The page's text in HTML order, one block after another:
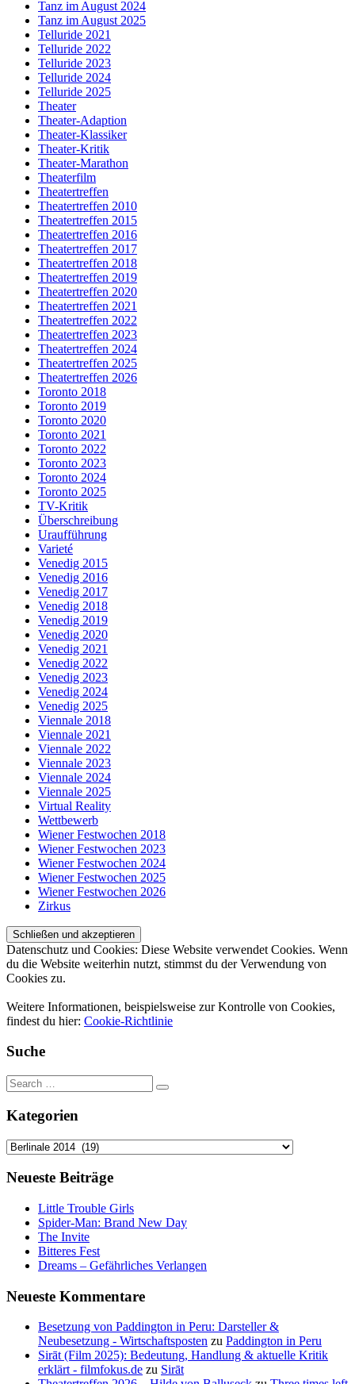
Tanz im August 2024
Tanz im August 2025
Telluride 2021
Telluride 2022
Telluride 2023
Telluride 2024
Telluride 2025
Theater
Theater-Adaption
Theater-Klassiker
Theater-Kritik
Theater-Marathon
Theaterfilm
Theatertreffen
Theatertreffen 2010
Theatertreffen 2015
Theatertreffen 2016
Theatertreffen 2017
Theatertreffen 2018
Theatertreffen 2019
Theatertreffen 2020
Theatertreffen 2021
Theatertreffen 2022
Theatertreffen 2023
Theatertreffen 2024
Theatertreffen 2025
Theatertreffen 2026
Toronto 2018
Toronto 2019
Toronto 2020
Toronto 2021
Toronto 2022
Toronto 2023
Toronto 2024
Toronto 2025
TV-Kritik
Überschreibung
Uraufführung
Varieté
Venedig 2015
Venedig 2016
Venedig 2017
Venedig 2018
Venedig 2019
Venedig 2020
Venedig 2021
Venedig 2022
Venedig 2023
Venedig 2024
Venedig 2025
Viennale 2018
Viennale 2021
Viennale 2022
Viennale 2023
Viennale 2024
Viennale 2025
Virtual Reality
Wettbewerb
Wiener Festwochen 2018
Wiener Festwochen 2023
Wiener Festwochen 2024
Wiener Festwochen 2025
Wiener Festwochen 2026
Zirkus
Datenschutz und Cookies: Diese Website verwendet Cookies. Wenn
du die Website weiterhin nutzt, stimmst du der Verwendung von
Cookies zu.
Weitere Informationen, beispielsweise zur Kontrolle von Cookies,
findest du hier: Cookie-Richtlinie
Suche
Kategorien
Kategorien
Neueste Beiträge
Little Trouble Girls
Spider-Man: Brand New Day
The Invite
Bitteres Fest
Dreams – Gefährliches Verlangen
Neueste Kommentare
Besetzung von Paddington in Peru: Darsteller &
Neubesetzung - Wirtschaftsposten zu Paddington in Peru
Sirāt (Film 2025): Bedeutung, Handlung & aktuelle Kritik
erklärt - filmfokus.de zu Sirāt